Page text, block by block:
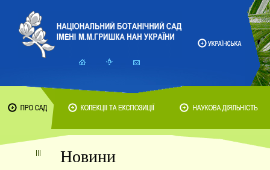
Новини